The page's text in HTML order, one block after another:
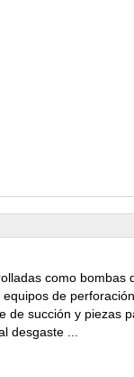
como bombas
de
de succión y piezas
desgaste ...